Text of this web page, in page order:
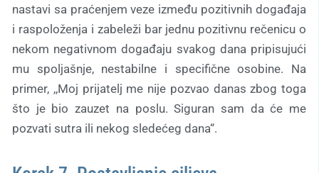
nastavi sa praćenjem veze između pozitivnih događaja
i raspoloženja i zabeleži bar jednu pozitivnu rečenicu o
nekom negativnom događaju svakog dana pripisujući
mu spoljašnje, nestabilne i specifične osobine. Na
primer, ,,Moj prijatelj me nije pozvao danas zbog toga
što je bio zauzet na poslu. Siguran sam da će me
pozvati sutra ili nekog sledećeg dana“.